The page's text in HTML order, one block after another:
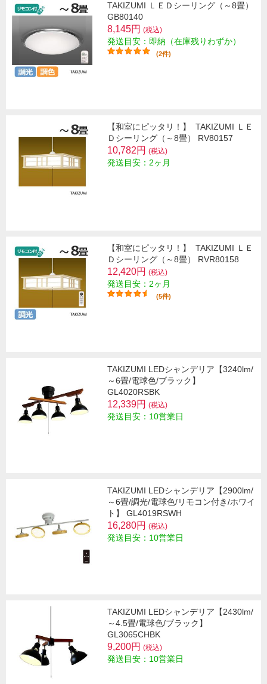
TAKIZUMI ＬＥＤシーリング（～8畳）
GB80140
8,145円 (税込)
発送目安：即納（在庫残りわずか）
(2件)
【和室にピッタリ！】
TAKIZUMI ＬＥ
Ｄシーリング（～8畳） RV80157
10,782円 (税込)
発送目安：2ヶ月
【和室にピッタリ！】
TAKIZUMI ＬＥ
Ｄシーリング（～8畳） RVR80158
12,420円 (税込)
発送目安：2ヶ月
(5件)
TAKIZUMI LEDシャンデリア【3240lm/
～6畳/電球色/ブラック】
GL4020RSBK
12,339円 (税込)
発送目安：10営業日
TAKIZUMI LEDシャンデリア【2900lm/
～6畳/調光/電球色/リモコン付き/ホワイ
ト】 GL4019RSWH
16,280円 (税込)
発送目安：10営業日
TAKIZUMI LEDシャンデリア【2430lm/
～4.5畳/電球色/ブラック】
GL3065CHBK
9,200円 (税込)
発送目安：10営業日